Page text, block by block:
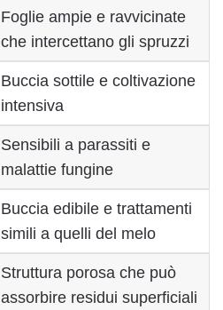
Foglie ampie e ravvicinate
che intercettano gli spruzzi
Buccia sottile e coltivazione
intensiva
Sensibili a parassiti e
malattie fungine
Buccia edibile e trattamenti
simili a quelli del melo
Struttura porosa che può
assorbire residui superficiali